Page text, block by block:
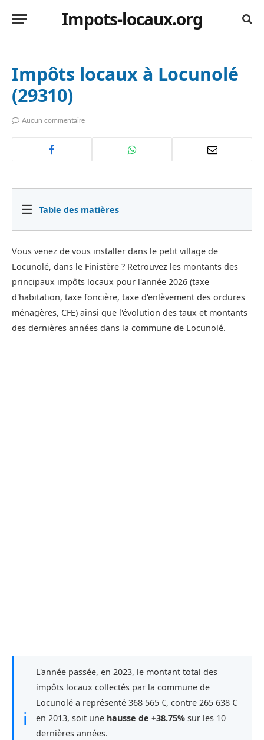
Impots-locaux.org
Impôts locaux à Locunolé
(29310)
Aucun commentaire
☰ Table des matières
Vous venez de vous installer dans le petit village de
Locunolé, dans le Finistère ? Retrouvez les montants des
principaux impôts locaux pour l'année 2026 (taxe
d'habitation, taxe foncière, taxe d'enlèvement des ordures
ménagères, CFE) ainsi que l'évolution des taux et montants
des dernières années dans la commune de Locunolé.
ℹ
L'année passée, en 2023, le montant total des
impôts locaux collectés par la commune de
Locunolé a représenté 368 565 €, contre 265 638 €
en 2013, soit une hausse de +38.75% sur les 10
dernières années.